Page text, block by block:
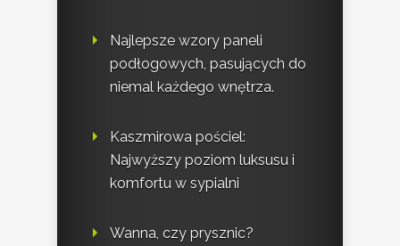
Najlepsze wzory paneli
podłogowych, pasujących do
niemal każdego wnętrza.
Kaszmirowa pościel:
Najwyższy poziom luksusu i
komfortu w sypialni
Wanna, czy prysznic?